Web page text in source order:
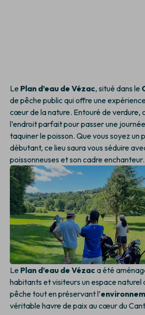
Le Plan d’eau de Vézac, situé dans le
de pêche public qui offre une
cœur de la nature. Entouré de verdure,
l’endroit parfait pour passer une
taquiner le poisson. Que vous soyez un
débutant, ce lieu saura vous séduire
poissonneuses et son cadre enchanteur.
Le Plan d’eau de Vézac a été
habitants et visiteurs un espace naturel
pêche tout en préservant l’
véritable havre de paix au cœur du